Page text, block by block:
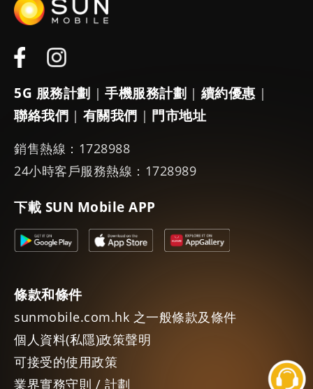
5G 服務計劃 | 手機服務計劃 | 續約優惠 |
聯絡我們 | 有關我們 | 門市地址
銷售熱線：1728988
24小時客戶服務熱線：1728989
下載 SUN Mobile APP
條款和條件
sunmobile.com.hk 之一般條款及條件
個人資料(私隱)政策聲明
可接受的使用政策
業界實務守則 / 計劃